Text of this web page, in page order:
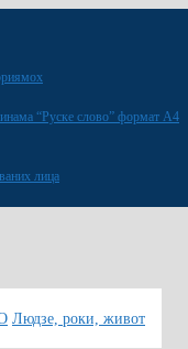
“Руске слово” формат A4
лица
Людзе, роки, живот